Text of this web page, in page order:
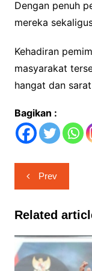
Dengan penuh
mereka
Kehadiran
masyarakat
hangat dan
Bagikan :
Navigasi
pos
Prev
Related